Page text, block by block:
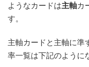
ようなカードは主軸カ
す。
主軸カードと主軸に準
率一覧は下記のように